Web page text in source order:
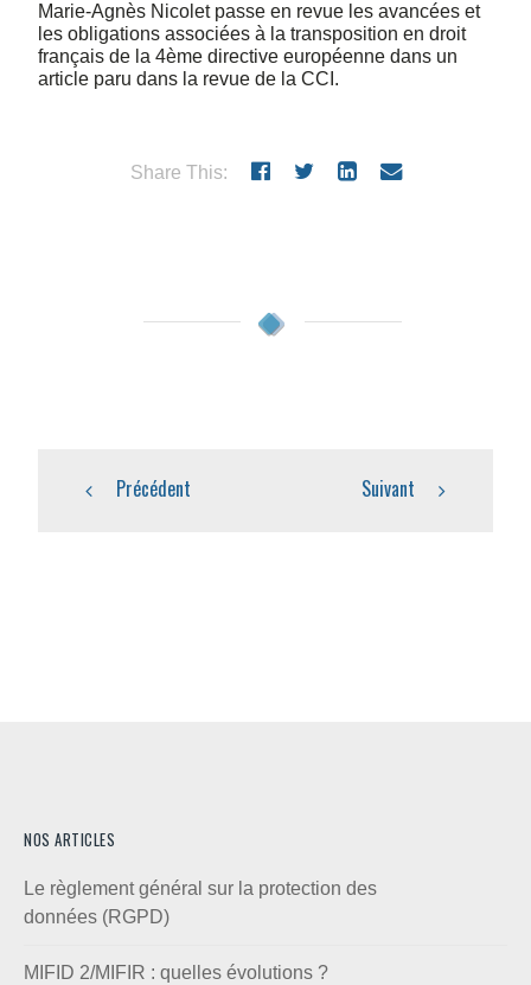
Marie-Agnès Nicolet passe en revue les avancées et
les obligations associées à la transposition en droit
français de la 4ème directive européenne dans un
article paru dans la revue de la CCI.
Share This:
Précédent Suivant
NOS ARTICLES
Le règlement général sur la protection des
données (RGPD)
MIFID 2/MIFIR : quelles évolutions ?